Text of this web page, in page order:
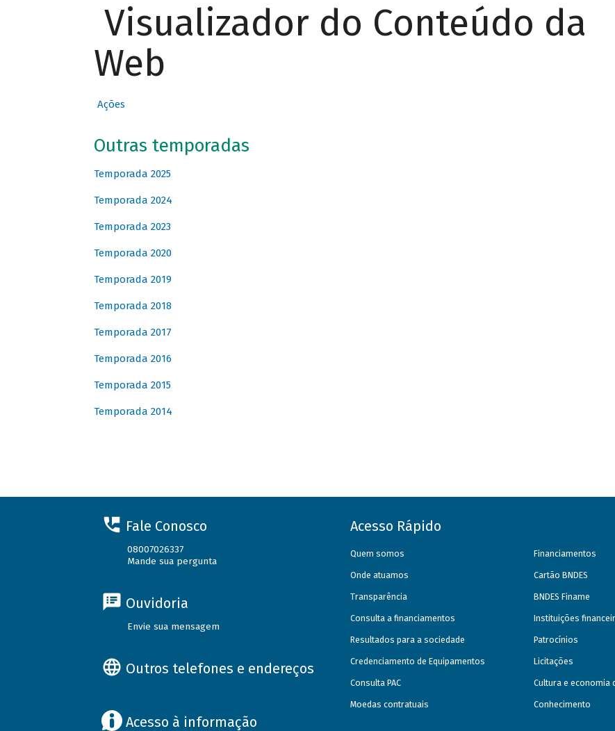
Visualizador do Conteúdo da
Web
Ações
Outras temporadas
Temporada 2025
Temporada 2024
Temporada 2023
Temporada 2020
Temporada 2019
Temporada 2018
Temporada 2017
Temporada 2016
Temporada 2015
Temporada 2014
Fale Conosco
08007026337
Mande sua pergunta
Ouvidoria
Envie sua mensagem
Outros telefones e endereços
Acesso à informação
Acesso Rápido
Quem somos
Onde atuamos
Transparência
Consulta a financiamentos
Resultados para a sociedade
Credenciamento de Equipamentos
Consulta PAC
Moedas contratuais
Financiamentos
Cartão BNDES
BNDES Finame
Instituições
Patrocínios
Licitações
Cultura e economia
Conhecimento